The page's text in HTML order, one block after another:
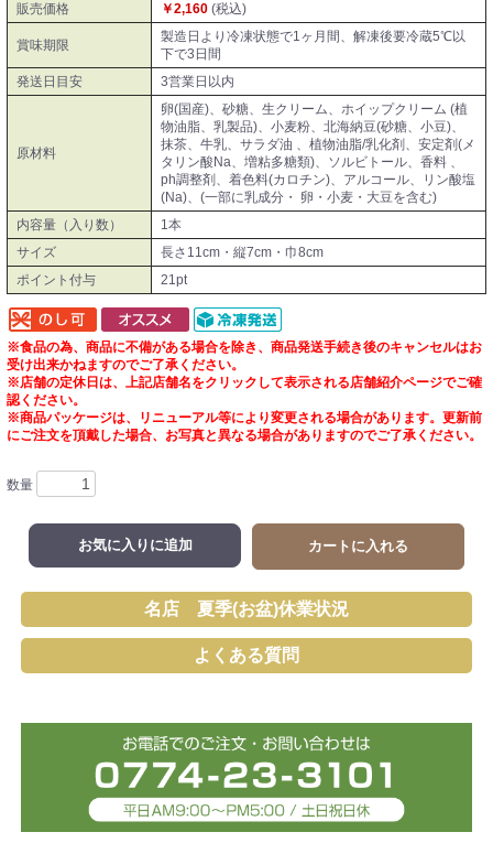
販売価格
￥2,160 (税込)
賞味期限
製造日より冷凍状態で1ヶ月間、解凍後要冷蔵5℃以
下で3日間
発送日目安
3営業日以内
原材料
卵(国産)、砂糖、生クリーム、ホイップクリーム (植
物油脂、乳製品)、小麦粉、北海納豆(砂糖、小豆)、
抹茶、牛乳、サラダ油 、植物油脂/乳化剤、安定剤(メ
タリン酸Na、増粘多糖類)、ソルビトール、香料 、
ph調整剤、着色料(カロチン)、アルコール、リン酸塩
(Na)、(一部に乳成分・ 卵・小麦・大豆を含む)
内容量（入り数）
1本
サイズ
長さ11cm・縦7cm・巾8cm
ポイント付与
21pt
※食品の為、商品に不備がある場合を除き、商品発送手続き後のキャンセルはお
受け出来かねますのでご了承ください。
※店舗の定休日は、上記店舗名をクリックして表示される店舗紹介ページでご確
認ください。
※商品パッケージは、リニューアル等により変更される場合があります。更新前
にご注文を頂戴した場合、お写真と異なる場合がありますのでご了承ください。
数量
お気に入りに追加 カートに入れる
名店 夏季(お盆)休業状況
よくある質問